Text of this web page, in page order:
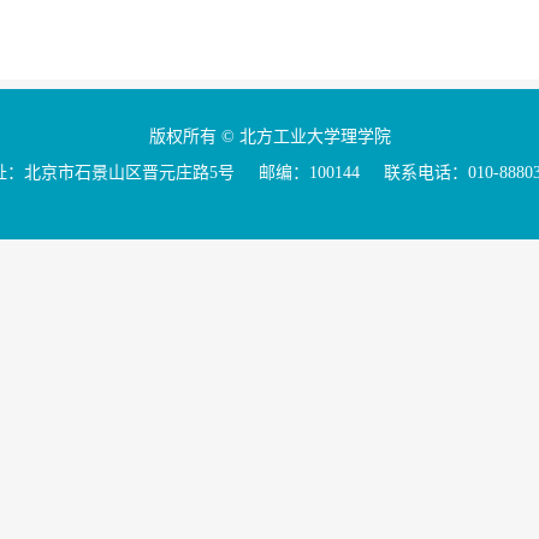
版权所有 © 北方工业大学理学院
：北京市石景山区晋元庄路5号 邮编：100144 联系电话：010-